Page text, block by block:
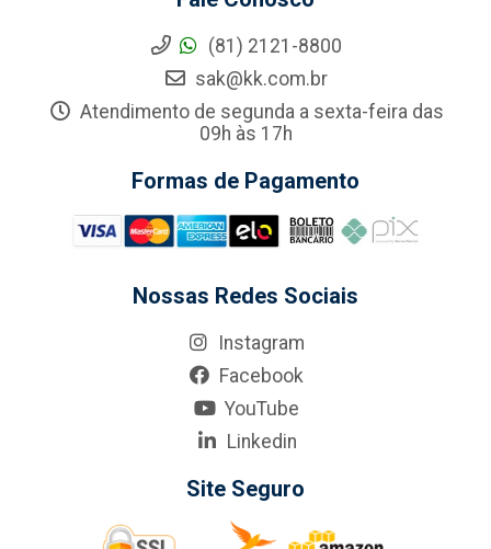
(81) 2121-8800
sak@kk.com.br
Atendimento de segunda a sexta-feira das
09h às 17h
Formas de Pagamento
Nossas Redes Sociais
Instagram
Facebook
YouTube
Linkedin
Site Seguro